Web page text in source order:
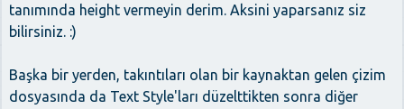
tanımında height vermeyin derim. Aksini yaparsanız siz
bilirsiniz. :)
Başka bir yerden, takıntıları olan bir kaynaktan gelen çizim
dosyasında da Text Style'ları düzelttikten sonra diğer